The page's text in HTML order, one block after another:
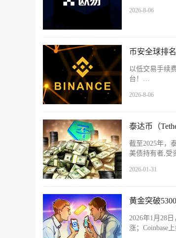
2026-8-06
币安全球排
以低交易手续
台！…
2026-8-06
泰达币（
截至2025年，
美债持有者,受
2026-01-31
黄金突破
2026年1月28
涨；Coinbase